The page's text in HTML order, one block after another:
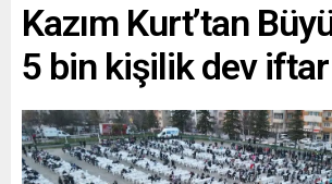
Kazım Kurt’tan
5 bin kişilik dev iftar